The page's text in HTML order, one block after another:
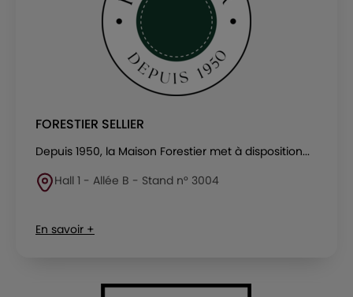
FORESTIER SELLIER
Depuis 1950, la Maison Forestier met à disposition...
Hall 1 - Allée B - Stand n° 3004
En savoir +